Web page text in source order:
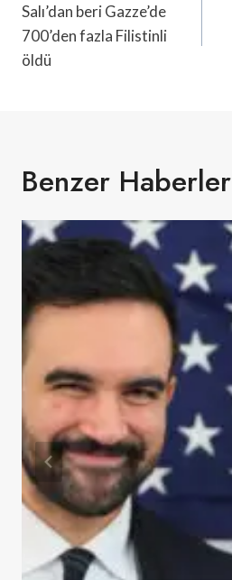
Gezinmesi
Salı’dan beri Gazze’de
700’den fazla Filistinli
öldü
Benzer Haberler